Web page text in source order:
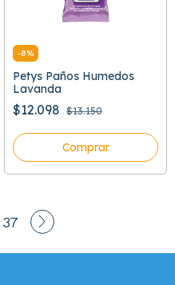
-8%
Petys Paños Humedos
Lavanda
$12.098 $13.150
Comprar
37